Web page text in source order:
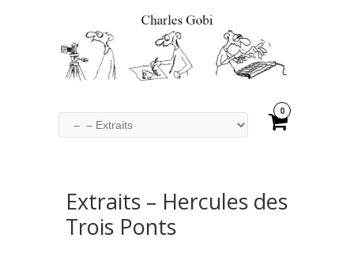
0
Extraits – Hercules des
Trois Ponts